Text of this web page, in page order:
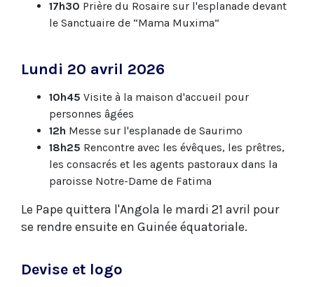
17h30 Prière du Rosaire sur l'esplanade devant
le Sanctuaire de “Mama Muxima”
Lundi 20 avril 2026
10h45 Visite à la maison d'accueil pour
personnes âgées
12h Messe sur l'esplanade de Saurimo
18h25 Rencontre avec les évêques, les prêtres,
les consacrés et les agents pastoraux dans la
paroisse Notre-Dame de Fatima
Le Pape quittera l'Angola le mardi 21 avril pour
se rendre ensuite en Guinée équatoriale.
Devise et logo